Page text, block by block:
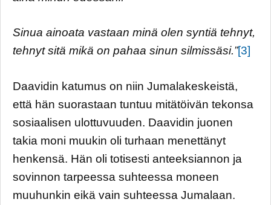
Sinua ainoata vastaan minä olen syntiä tehnyt,
tehnyt sitä mikä on pahaa sinun silmissäsi.”[3]
Daavidin katumus on niin Jumalakeskeistä,
että hän suorastaan tuntuu mitätöivän tekonsa
sosiaalisen ulottuvuuden. Daavidin juonen
takia moni muukin oli turhaan menettänyt
henkensä. Hän oli totisesti anteeksiannon ja
sovinnon tarpeessa suhteessa moneen
muuhunkin eikä vain suhteessa Jumalaan.